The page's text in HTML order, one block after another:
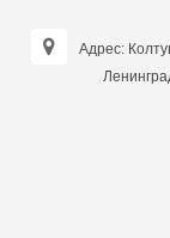
Адрес: